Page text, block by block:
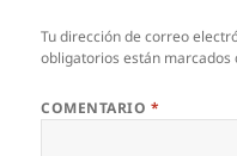
Tu dirección de correo
obligatorios están
COMENTARIO *